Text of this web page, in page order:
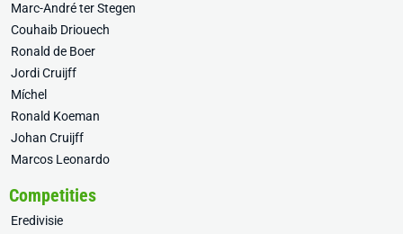
Marc-André ter Stegen
Couhaib Driouech
Ronald de Boer
Jordi Cruijff
Míchel
Ronald Koeman
Johan Cruijff
Marcos Leonardo
Competities
Eredivisie